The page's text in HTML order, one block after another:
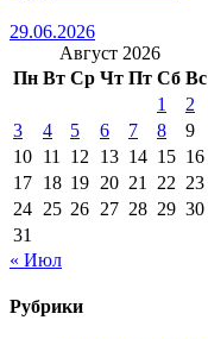
29.06.2026
Август 2026
Пн Вт Ср Чт Пт Сб Вс
1
2
3
4 5 6 7 8
9
10 11 12 13 14 15 16
17 18 19 20 21 22 23
24 25 26 27 28 29 30
31
« Июл
Рубрики